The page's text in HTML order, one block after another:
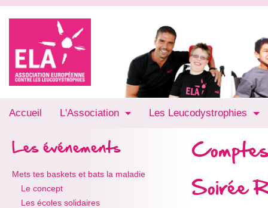
Accueil L'Association Les Leucodystrophies
Les événements
Mets tes baskets et bats la maladie
Le concept
Les écoles solidaires
Soirée